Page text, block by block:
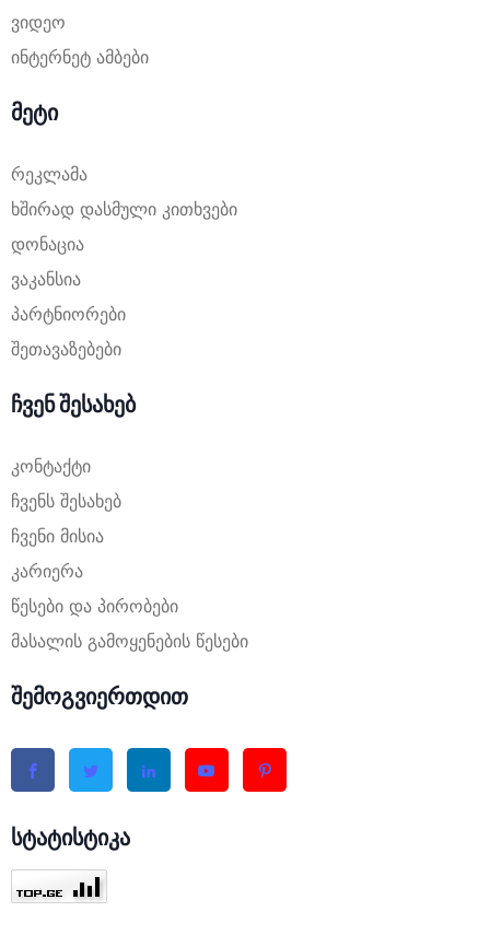
ვიდეო
ინტერნეტ ამბები
მეტი
რეკლამა
ხშირად დასმული კითხვები
დონაცია
ვაკანსია
პარტნიორები
შეთავაზებები
ჩვენ შესახებ
კონტაქტი
ჩვენს შესახებ
ჩვენი მისია
კარიერა
წესები და პირობები
მასალის გამოყენების წესები
შემოგვიერთდით
სტატისტიკა